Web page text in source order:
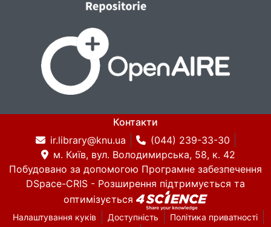
Контакти
ir.library@knu.ua
(044) 239-33-30
м. Київ, вул. Володимирська, 58, к. 42
Побудовано за допомогою Програмне забезпечення
DSpace-CRIS - Розширення підтримується та
оптимізується
Налаштування куків Доступність
Політика приватності